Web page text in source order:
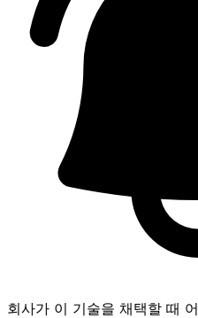
회사가 이 기술을 채택할 때